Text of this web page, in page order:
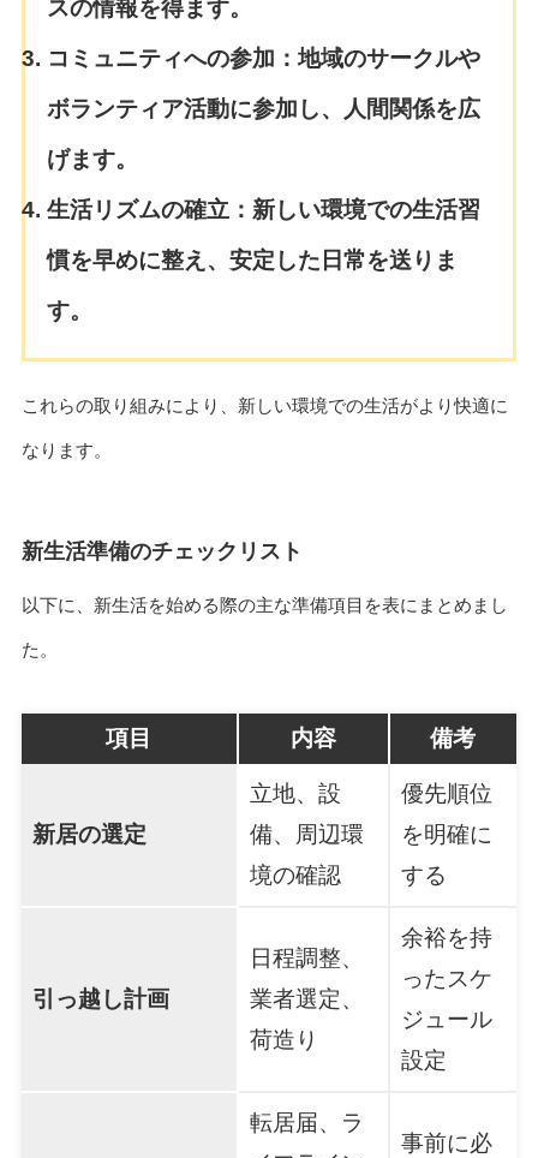
スの情報を得ます。
コミュニティへの参加：地域のサークルや
ボランティア活動に参加し、人間関係を広
げます。
生活リズムの確立： 新しい環境での生活習
慣を早めに整え、安定した日常を送りま
す。
これらの取り組みにより、新しい環境での生活がより快適に
なります。
新生活準備のチェックリスト
以下に、新生活を始める際の主な準備項目を表にまとめまし
た。
項目 内容 備考
新居の選定
立地、設
備、周辺環
境の確認
優先順位
を明確に
する
引っ越し計画
日程調整、
業者選定、
荷造り
余裕を持
ったスケ
ジュール
設定
転居届、ラ
事前に必